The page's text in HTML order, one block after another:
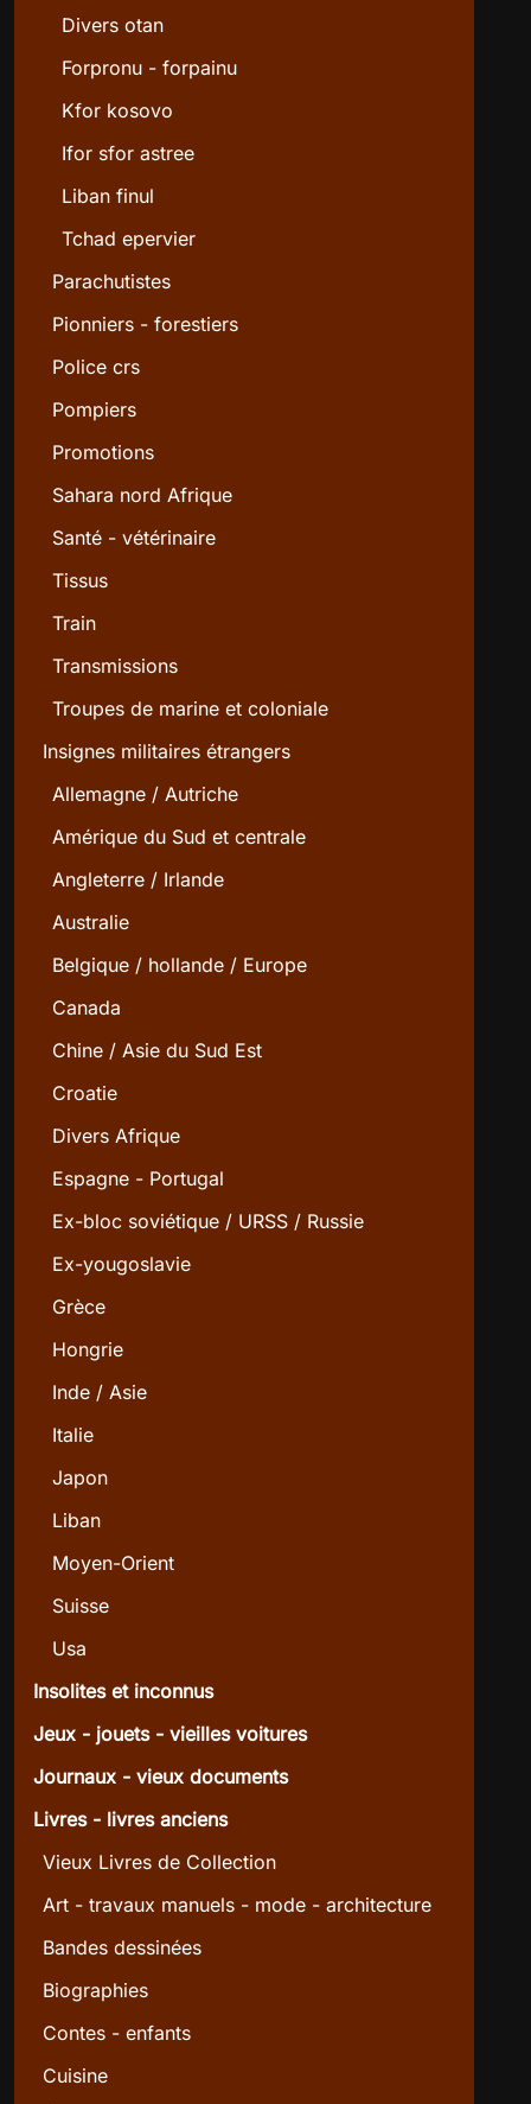
Divers otan
Forpronu - forpainu
Kfor kosovo
Ifor sfor astree
Liban finul
Tchad epervier
Parachutistes
Pionniers - forestiers
Police crs
Pompiers
Promotions
Sahara nord Afrique
Santé - vétérinaire
Tissus
Train
Transmissions
Troupes de marine et coloniale
Insignes militaires étrangers
Allemagne / Autriche
Amérique du Sud et centrale
Angleterre / Irlande
Australie
Belgique / hollande / Europe
Canada
Chine / Asie du Sud Est
Croatie
Divers Afrique
Espagne - Portugal
Ex-bloc soviétique / URSS / Russie
Ex-yougoslavie
Grèce
Hongrie
Inde / Asie
Italie
Japon
Liban
Moyen-Orient
Suisse
Usa
Insolites et inconnus
Jeux - jouets - vieilles voitures
Journaux - vieux documents
Livres - livres anciens
Vieux Livres de Collection
Art - travaux manuels - mode - architecture
Bandes dessinées
Biographies
Contes - enfants
Cuisine